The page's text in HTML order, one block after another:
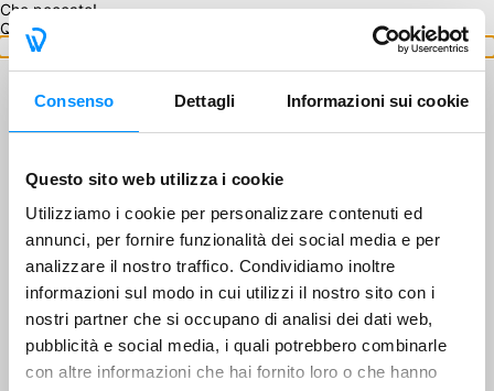
Consenso Dettagli Informazioni sui cookie
Questo sito web utilizza i cookie
Utilizziamo i cookie per personalizzare contenuti ed
annunci, per fornire funzionalità dei social media e per
analizzare il nostro traffico. Condividiamo inoltre
informazioni sul modo in cui utilizzi il nostro sito con i
nostri partner che si occupano di analisi dei dati web,
pubblicità e social media, i quali potrebbero combinarle
con altre informazioni che hai fornito loro o che hanno
Che peccato!
Questo GA non è disponibile.